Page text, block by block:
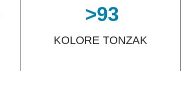
>93
KOLORE TONZAK